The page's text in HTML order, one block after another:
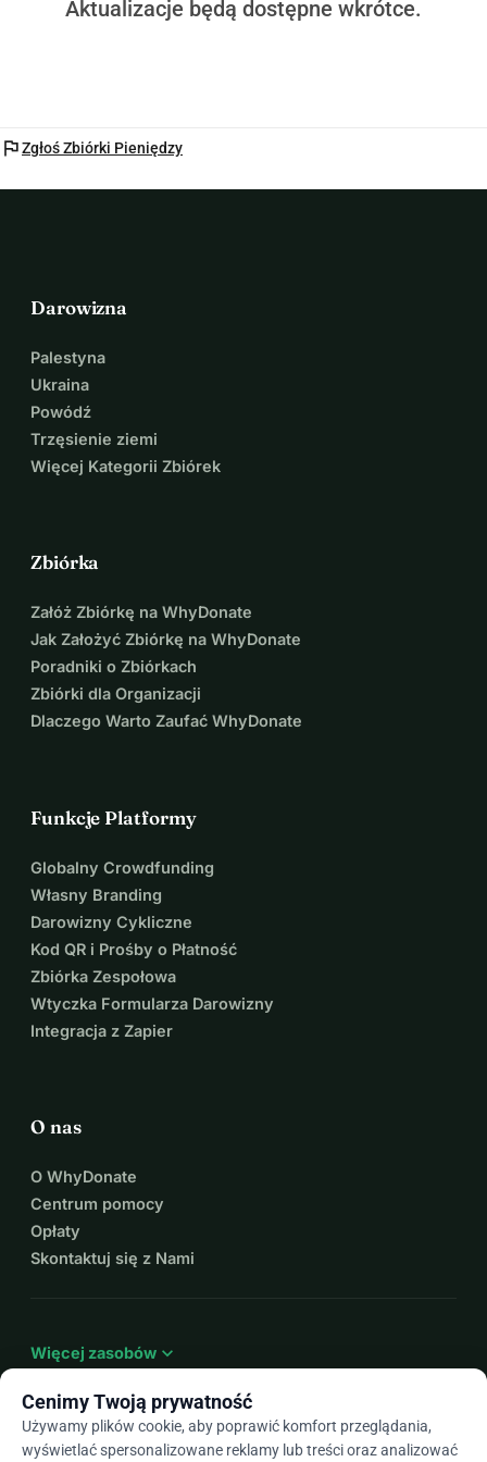
Aktualizacje będą dostępne wkrótce.
flagZgłoś Zbiórki Pieniędzy
Darowizna
Palestyna
Ukraina
Powódź
Trzęsienie ziemi
Więcej Kategorii Zbiórek
Zbiórka
Załóż Zbiórkę na WhyDonate
Jak Założyć Zbiórkę na WhyDonate
Poradniki o Zbiórkach
Zbiórki dla Organizacji
Dlaczego Warto Zaufać WhyDonate
Funkcje Platformy
Globalny Crowdfunding
Własny Branding
Darowizny Cykliczne
Kod QR i Prośby o Płatność
Zbiórka Zespołowa
Wtyczka Formularza Darowizny
Integracja z Zapier
O nas
O WhyDonate
Centrum pomocy
Opłaty
Skontaktuj się z Nami
Więcej zasobów expand_more
Cenimy Twoją prywatność
Używamy plików cookie, aby poprawić komfort przeglądania,
wyświetlać spersonalizowane reklamy lub treści oraz analizować